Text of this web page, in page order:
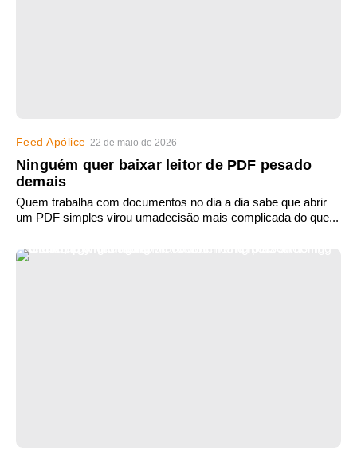
Feed Apólice 22 de maio de 2026
Ninguém quer baixar leitor de PDF pesado
demais
Quem trabalha com documentos no dia a dia sabe que abrir
um PDF simples virou umadecisão mais complicada do que...